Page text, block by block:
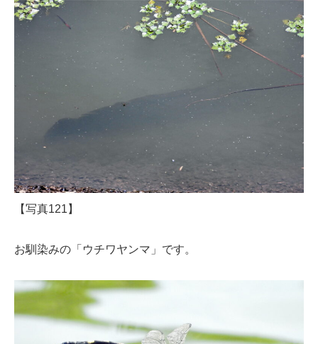
【写真121】
お馴染みの「ウチワヤンマ」です。